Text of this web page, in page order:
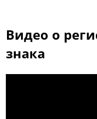
Видео о
знака